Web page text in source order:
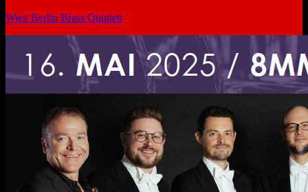
Wien Berlin Brass Quintett